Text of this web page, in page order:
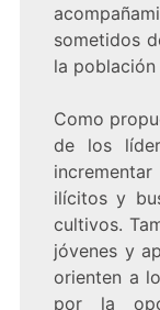
sometidos
la población
Como
de los
ilícitos y
cultivos.
jóvenes y
orienten a
por la